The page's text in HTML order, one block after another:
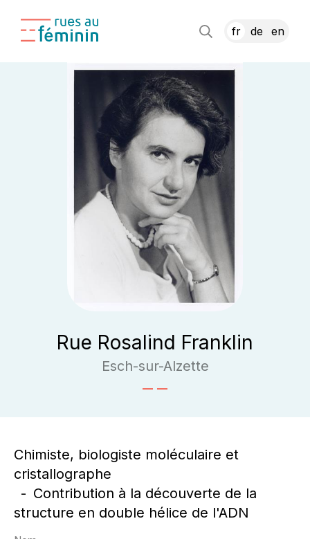
fr de en
Rue Rosalind Franklin
Esch-sur-Alzette
Chimiste, biologiste moléculaire et
cristallographe
Contribution à la découverte de la
structure en double hélice de l'ADN